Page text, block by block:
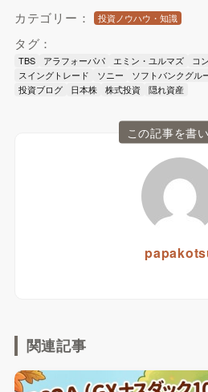
カテゴリー： 投資ノウハウ・知識
タグ：
TBS アラフォーパパ エミン・ユルマズ
コ
スイングトレード
ソニー ソフトバンクグル
投資ブログ
日本株 株式投資 隠れ資産
この記事を書
関連記事